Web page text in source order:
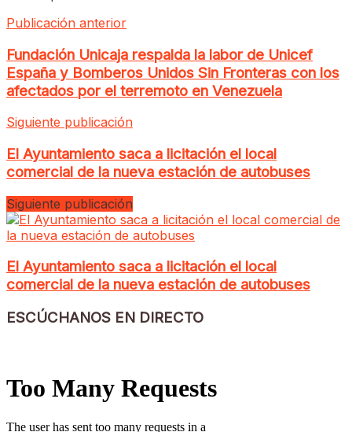
Publicación anterior
Fundación Unicaja respalda la labor de Unicef
España y Bomberos Unidos Sin Fronteras con los
afectados por el terremoto en Venezuela
Siguiente publicación
El Ayuntamiento saca a licitación el local
comercial de la nueva estación de autobuses
Siguiente publicación
El Ayuntamiento saca a licitación el local
comercial de la nueva estación de autobuses
ESCÚCHANOS EN DIRECTO